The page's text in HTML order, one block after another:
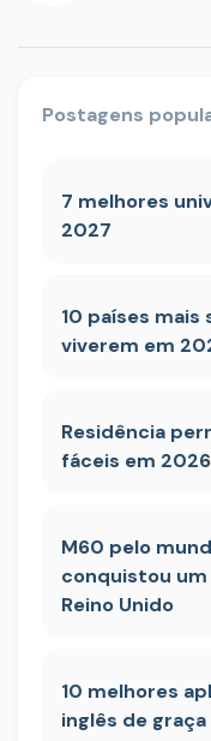
Postagens
7 melhores
2027
10 países mais
viverem em
Residência
fáceis em 2026
M60 pelo
conquistou
Reino Unido
10 melhores
inglês de graça